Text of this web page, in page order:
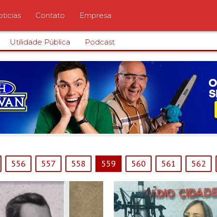
Contato Empresa
Utilidade Pública Podcast
556 557 558 559 560 561 562